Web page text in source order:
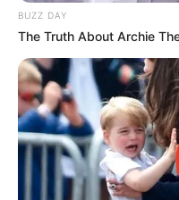
BUSCAR
DESTAQUES
BUZZ DAY
The Truth About Archie